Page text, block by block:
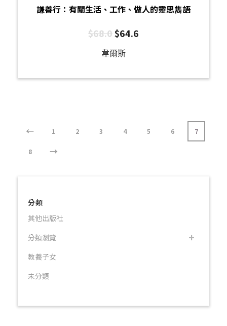
謙善行：有關生活、工作、做人的靈思雋語
$68.0$64.6
韋爾斯
← 1 2 3 4 5 6 7
8 →
分類
其他出版社
分類瀏覽
教養子女
未分類